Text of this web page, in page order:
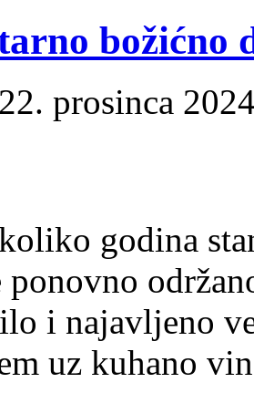
božićno
prosinca
godina
i najavljeno
uz kuhano